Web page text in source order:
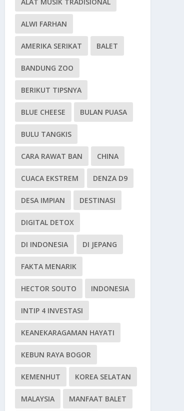
ALWI FARHAN
AMERIKA SERIKAT BALET
BANDUNG ZOO
BERIKUT TIPSNYA
BLUE CHEESE BULAN PUASA
BULU TANGKIS
CARA RAWAT BAN CHINA
CUACA EKSTREM DENZA D9
DESA IMPIAN DESTINASI
DIGITAL DETOX
DI INDONESIA DI JEPANG
FAKTA MENARIK
HECTOR SOUTO INDONESIA
INTIP 4 INVESTASI
KEANEKARAGAMAN HAYATI
KEBUN RAYA BOGOR
KEMENHUT KOREA SELATAN
MALAYSIA MANFAAT BALET